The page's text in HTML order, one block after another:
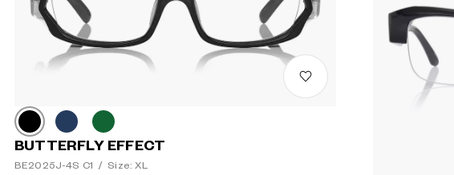
BUTTERFLY EFFECT
BE2025J-4S C1 / Size: XL